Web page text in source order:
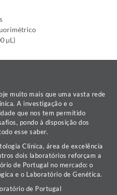
µL)
muito mais que uma vasta rede
A investigação e o
que nos tem permitido
pondo à disposição dos
esse saber.
Clínica, área de excelência
dois laboratórios reforçam a
de Portugal no mercado: o
e o Laboratório de Genética.
de Portugal